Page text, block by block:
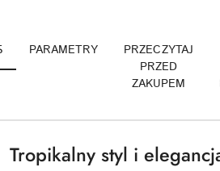
PARAMETRY
PRZECZYTAJ
PRZED
ZAKUPEM
Tropikalny styl i